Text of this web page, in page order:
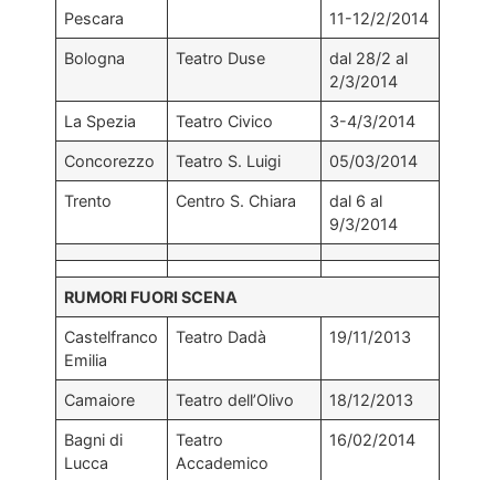
Pescara 11-12/2/2014
Bologna Teatro Duse
dal 28/2 al
2/3/2014
La Spezia Teatro Civico 3-4/3/2014
Concorezzo Teatro S. Luigi 05/03/2014
Trento Centro S. Chiara
dal 6 al
9/3/2014
RUMORI FUORI SCENA
Castelfranco
Emilia
Teatro Dadà 19/11/2013
Camaiore Teatro dell’Olivo 18/12/2013
Bagni di
Lucca
Teatro
Accademico
16/02/2014